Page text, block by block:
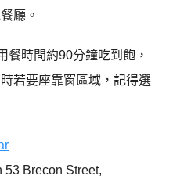
廳。
餐時間約90分鐘吃到飽，
若要座靠窗區域，記得選
Brecon Street,